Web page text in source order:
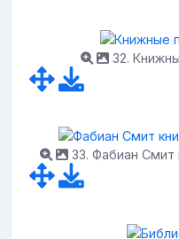
32.
33. Фабиан Смит